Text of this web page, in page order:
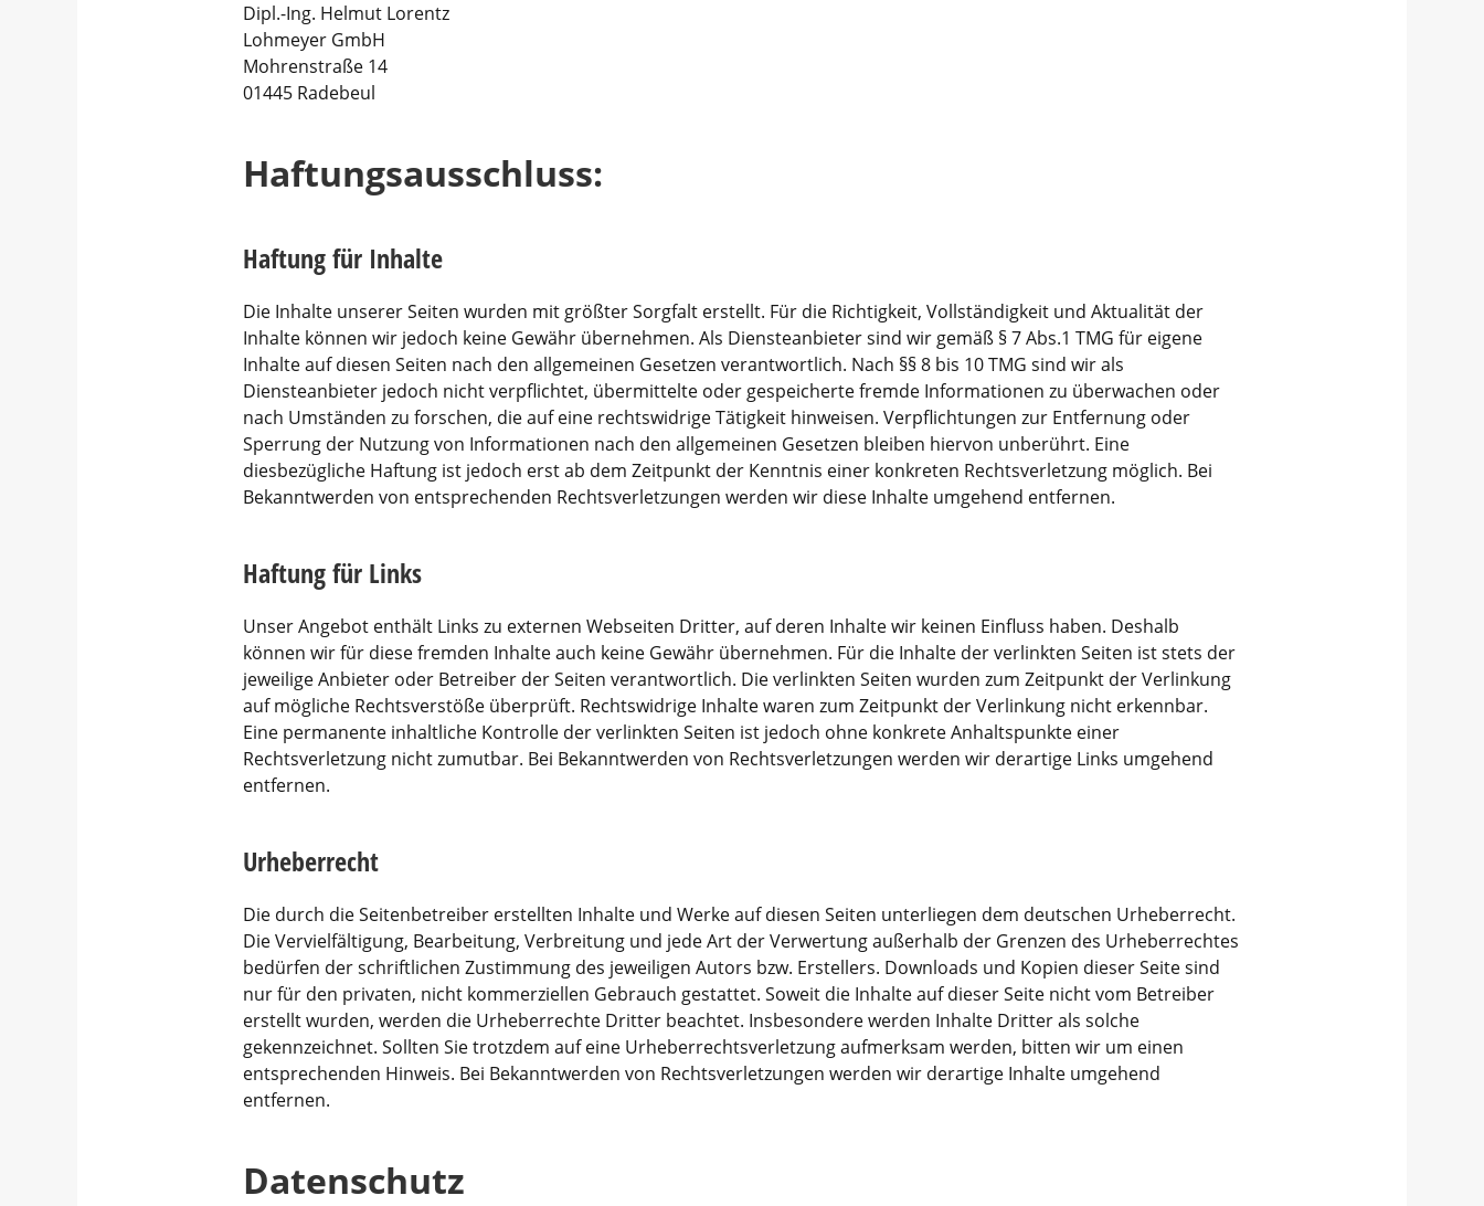
Dipl.-Ing. Helmut Lorentz
Lohmeyer GmbH
Mohrenstraße 14
01445 Radebeul
Haftungsausschluss:
Haftung für Inhalte
Die Inhalte unserer Seiten wurden mit größter Sorgfalt erstellt. Für die Richtigkeit, Vollständigkeit und Aktualität der
Inhalte können wir jedoch keine Gewähr übernehmen. Als Diensteanbieter sind wir gemäß § 7 Abs.1 TMG für eigene
Inhalte auf diesen Seiten nach den allgemeinen Gesetzen verantwortlich. Nach §§ 8 bis 10 TMG sind wir als
Diensteanbieter jedoch nicht verpflichtet, übermittelte oder gespeicherte fremde Informationen zu überwachen oder
nach Umständen zu forschen, die auf eine rechtswidrige Tätigkeit hinweisen. Verpflichtungen zur Entfernung oder
Sperrung der Nutzung von Informationen nach den allgemeinen Gesetzen bleiben hiervon unberührt. Eine
diesbezügliche Haftung ist jedoch erst ab dem Zeitpunkt der Kenntnis einer konkreten Rechtsverletzung möglich. Bei
Bekanntwerden von entsprechenden Rechtsverletzungen werden wir diese Inhalte umgehend entfernen.
Haftung für Links
Unser Angebot enthält Links zu externen Webseiten Dritter, auf deren Inhalte wir keinen Einfluss haben. Deshalb
können wir für diese fremden Inhalte auch keine Gewähr übernehmen. Für die Inhalte der verlinkten Seiten ist stets der
jeweilige Anbieter oder Betreiber der Seiten verantwortlich. Die verlinkten Seiten wurden zum Zeitpunkt der Verlinkung
auf mögliche Rechtsverstöße überprüft. Rechtswidrige Inhalte waren zum Zeitpunkt der Verlinkung nicht erkennbar.
Eine permanente inhaltliche Kontrolle der verlinkten Seiten ist jedoch ohne konkrete Anhaltspunkte einer
Rechtsverletzung nicht zumutbar. Bei Bekanntwerden von Rechtsverletzungen werden wir derartige Links umgehend
entfernen.
Urheberrecht
Die durch die Seitenbetreiber erstellten Inhalte und Werke auf diesen Seiten unterliegen dem deutschen Urheberrecht.
Die Vervielfältigung, Bearbeitung, Verbreitung und jede Art der Verwertung außerhalb der Grenzen des Urheberrechtes
bedürfen der schriftlichen Zustimmung des jeweiligen Autors bzw. Erstellers. Downloads und Kopien dieser Seite sind
nur für den privaten, nicht kommerziellen Gebrauch gestattet. Soweit die Inhalte auf dieser Seite nicht vom Betreiber
erstellt wurden, werden die Urheberrechte Dritter beachtet. Insbesondere werden Inhalte Dritter als solche
gekennzeichnet. Sollten Sie trotzdem auf eine Urheberrechtsverletzung aufmerksam werden, bitten wir um einen
entsprechenden Hinweis. Bei Bekanntwerden von Rechtsverletzungen werden wir derartige Inhalte umgehend
entfernen.
Datenschutz